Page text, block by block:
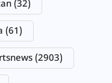
(32)
(61)
(2903)